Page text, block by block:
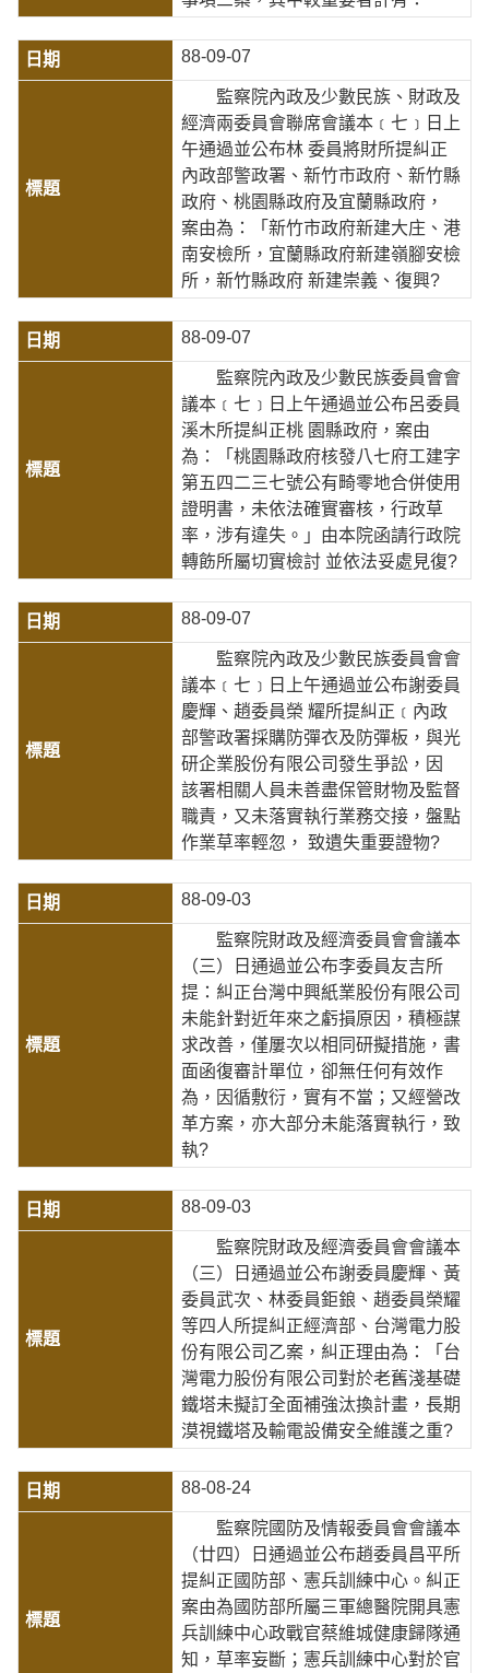
88-09-07
監察院內政及少數民族、財政及
經濟兩委員會聯席會議本﹝七﹞日上
午通過並公布林 委員將財所提糾正
內政部警政署、新竹市政府、新竹縣
政府、桃園縣政府及宜蘭縣政府，
案由為：「新竹市政府新建大庄、港
南安檢所，宜蘭縣政府新建嶺腳安檢
所，新竹縣政府 新建崇義、復興?
88-09-07
監察院內政及少數民族委員會會
議本﹝七﹞日上午通過並公布呂委員
溪木所提糾正桃 園縣政府，案由
為：「桃園縣政府核發八七府工建字
第五四二三七號公有畸零地合併使用
證明書，未依法確實審核，行政草
率，涉有違失。」由本院函請行政院
轉飭所屬切實檢討 並依法妥處見復?
88-09-07
監察院內政及少數民族委員會會
議本﹝七﹞日上午通過並公布謝委員
慶輝、趙委員榮 耀所提糾正﹝內政
部警政署採購防彈衣及防彈板，與光
研企業股份有限公司發生爭訟，因
該署相關人員未善盡保管財物及監督
職責，又未落實執行業務交接，盤點
作業草率輕忽， 致遺失重要證物?
88-09-03
監察院財政及經濟委員會會議本
（三）日通過並公布李委員友吉所
提：糾正台灣中興紙業股份有限公司
未能針對近年來之虧損原因，積極謀
求改善，僅屢次以相同研擬措施，書
面函復審計單位，卻無任何有效作
為，因循敷衍，實有不當；又經營改
革方案，亦大部分未能落實執行，致
執?
88-09-03
監察院財政及經濟委員會會議本
（三）日通過並公布謝委員慶輝、黃
委員武次、林委員鉅鋃、趙委員榮耀
等四人所提糾正經濟部、台灣電力股
份有限公司乙案，糾正理由為：「台
灣電力股份有限公司對於老舊淺基礎
鐵塔未擬訂全面補強汰換計畫，長期
漠視鐵塔及輸電設備安全維護之重?
88-08-24
監察院國防及情報委員會會議本
（廿四）日通過並公布趙委員昌平所
提糾正國防部、憲兵訓練中心。糾正
案由為國防部所屬三軍總醫院開具憲
兵訓練中心政戰官蔡維城健康歸隊通
知，草率妄斷；憲兵訓練中心對於官